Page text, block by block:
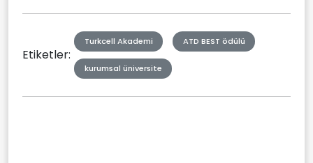
Etiketler:
Turkcell Akademi ATD BEST ödülü
kurumsal üniversite